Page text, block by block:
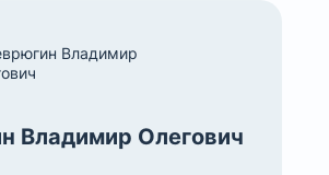
Владимир Олегович